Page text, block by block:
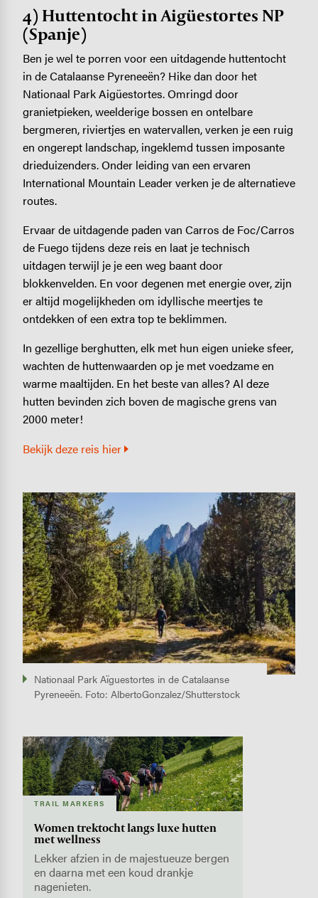
4) Huttentocht in Aigüestortes NP
(Spanje)
Ben je wel te porren voor een uitdagende huttentocht
in de Catalaanse Pyreneeën? Hike dan door het
Nationaal Park Aigüestortes. Omringd door
granietpieken, weelderige bossen en ontelbare
bergmeren, riviertjes en watervallen, verken je een ruig
en ongerept landschap, ingeklemd tussen imposante
drieduizenders. Onder leiding van een ervaren
International Mountain Leader verken je de alternatieve
routes.
Ervaar de uitdagende paden van Carros de Foc/Carros
de Fuego tijdens deze reis en laat je technisch
uitdagen terwijl je je een weg baant door
blokkenvelden. En voor degenen met energie over, zijn
er altijd mogelijkheden om idyllische meertjes te
ontdekken of een extra top te beklimmen.
In gezellige berghutten, elk met hun eigen unieke sfeer,
wachten de huttenwaarden op je met voedzame en
warme maaltijden. En het beste van alles? Al deze
hutten bevinden zich boven de magische grens van
2000 meter!
Bekijk deze reis hier
Image
Nationaal Park Aïguestortes in de Catalaanse
Pyreneeën. Foto: AlbertoGonzalez/Shutterstock
TRAIL MARKERS
Image
Women trektocht langs luxe hutten
met wellness
Lekker afzien in de majestueuze bergen
en daarna met een koud drankje
nagenieten.